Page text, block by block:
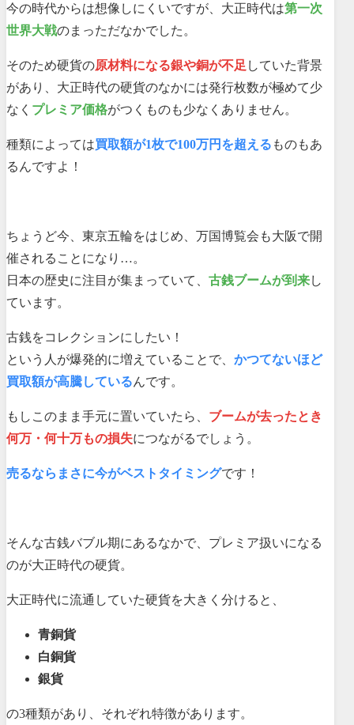
今の時代からは想像しにくいですが、大正時代は第一次
世界大戦のまっただなかでした。
そのため硬貨の原材料になる銀や銅が不足 していた背景
があり、大正時代の硬貨のなかには発行枚数が極めて少
なく プレミア価格がつくものも少なくありません。
種類によっては買取額が1枚で100万円を超える ものもあ
るんですよ！
ちょうど今、東京五輪をはじめ、万国博覧会も大阪で開
催されることになり…。
日本の歴史に注目が集まっていて、 古銭ブームが到来し
ています。
古銭をコレクションにしたい！
という人が爆発的に増えていることで、 かつてないほど
買取額が高騰しているんです。
もしこのまま手元に置いていたら、 ブームが去ったとき
何万・何十万もの損失につながるでしょう。
売るならまさに今がベストタイミングです！
そんな古銭バブル期にあるなかで、プレミア扱いになる
のが大正時代の硬貨。
大正時代に流通していた硬貨を大きく分けると、
青銅貨
白銅貨
銀貨
の3種類があり、それぞれ特徴があります。